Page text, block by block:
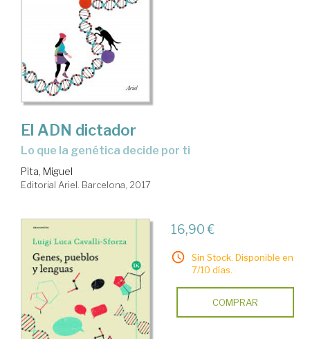
El ADN dictador
lo que la genética decide por ti
Pita, Miguel
Editorial Ariel. Barcelona, 2017
16,90 €
Sin Stock. Disponible en
7/10 días.
COMPRAR